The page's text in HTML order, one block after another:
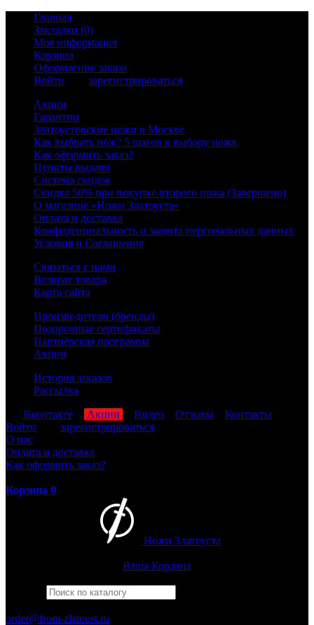
Главная
Закладки (0)
Моя информация
Корзина
Оформление заказа
Войти
зарегистрироваться
Акции
Гарантии
Златоустовские ножи в Москве
Как выбрать нож? 5 шагов к выбору ножа.
Как оформить заказ?
Пункты выдачи
Система скидок
Скидка 50% при покупке второго ножа (Завершено)
О магазине «Ножи Златоуста»
Оплата и доставка
Конфиденциальность и защита персональных данных
Условия и Соглашения
Связаться с нами
Возврат товара
Карта сайта
Производители (бренды)
Подарочные сертификаты
Партнёрская программа
Акции
История заказов
Рассылка
Вконтакте Акции Видео Отзывы
Контакты
Войти
зарегистрироваться
О нас
Оплата и доставка
Как оформить заказ?
Корзина 0
Ножи Златоуста
Ваша Корзина
order@from-zlatoust.ru